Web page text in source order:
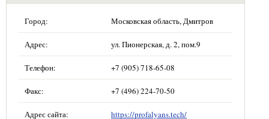
Город: Московская область, Дмитров
Адрес: ул. Пионерская, д. 2, пом.9
Телефон: +7 (905) 718-65-08
Факс: +7 (496) 224-70-50
Адрес сайта: https://profalyans.tech/